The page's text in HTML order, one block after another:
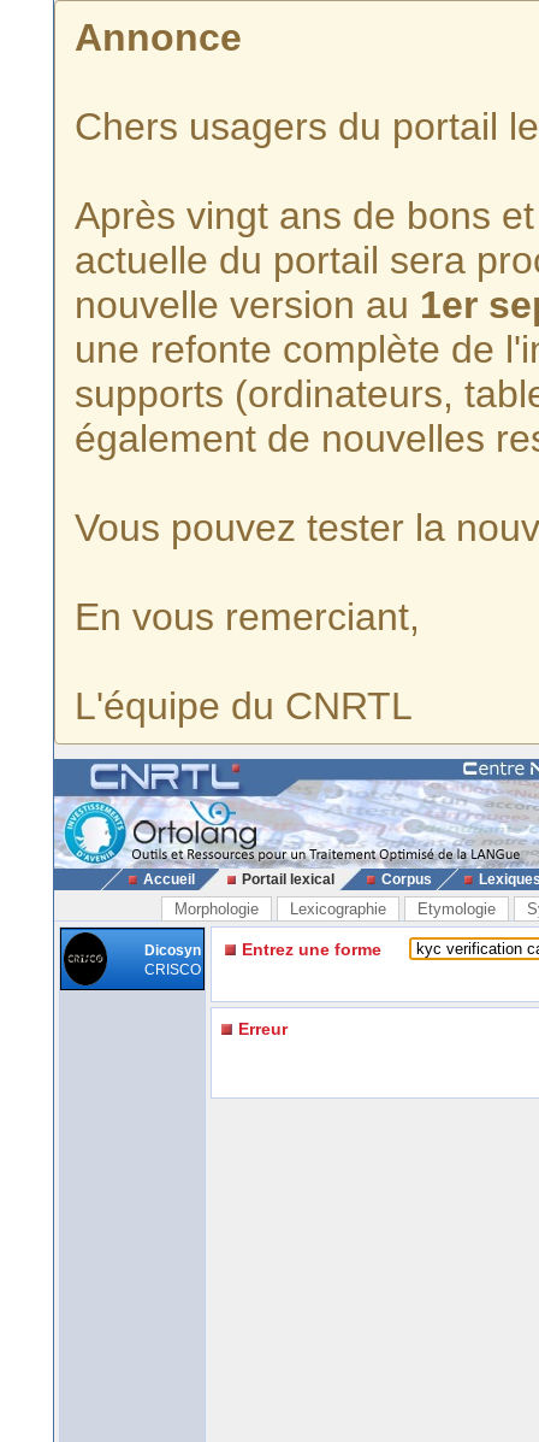
Annonce
Chers usagers du portail
Après vingt ans de bons
actuelle du portail sera
nouvelle version au 1er
une refonte complète de
supports (ordinateurs,
également de nouvelles
Vous pouvez tester la
En vous remerciant,
L'équipe du CNRTL
Accueil Portail lexical Corpus
Morphologie Lexicographie Etymologie
Dicosyn
CRISCO
Entrez une forme
Erreur